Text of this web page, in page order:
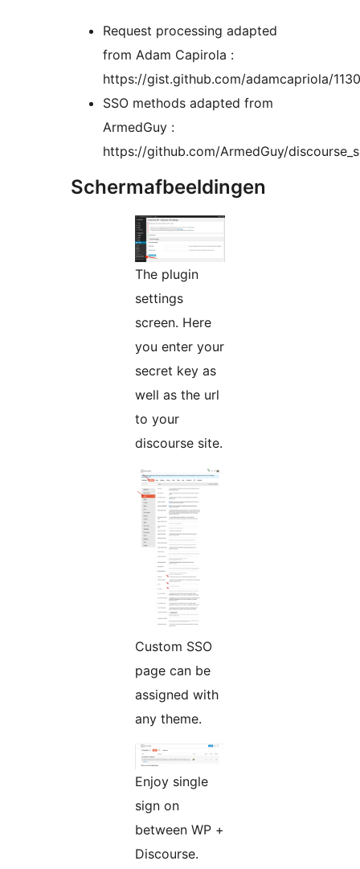
Request processing adapted
from Adam Capirola :
https://gist.github.com/adamcapriola/
SSO methods adapted from
ArmedGuy :
https://github.com/ArmedGuy/
Schermafbeeldingen
The plugin
settings
screen. Here
you enter your
secret key as
well as the url
to your
discourse site.
Custom SSO
page can be
assigned with
any theme.
Enjoy single
sign on
between WP +
Discourse.